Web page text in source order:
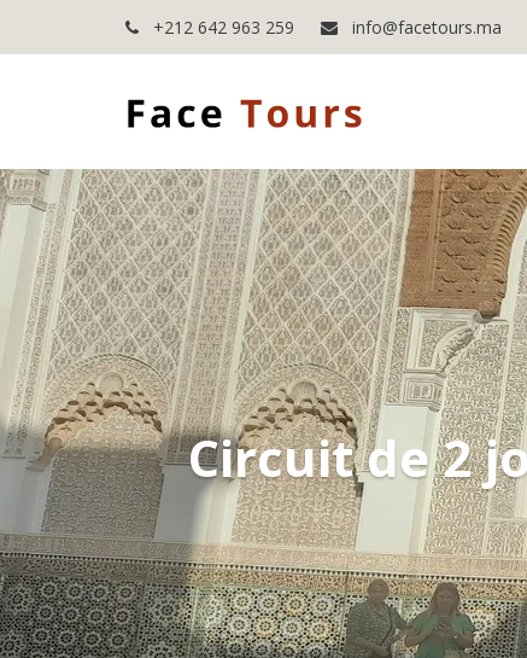
+212 642 963 259 info@facetours.ma
Circuit de 2